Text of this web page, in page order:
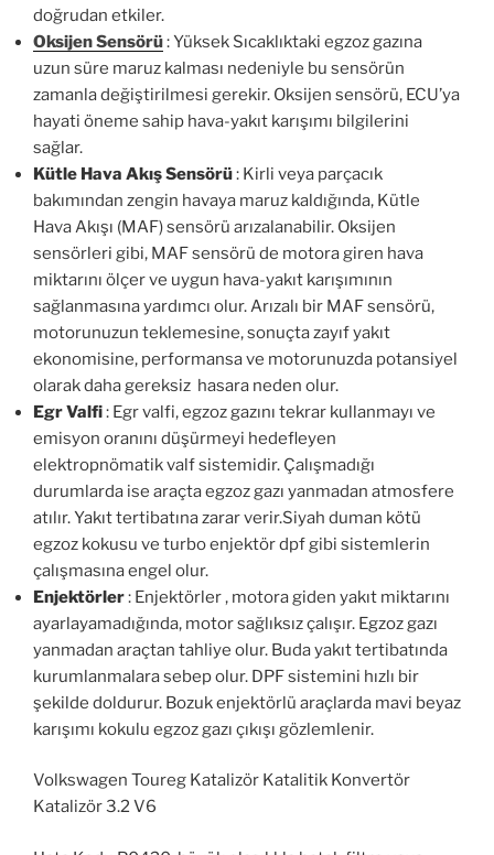
doğrudan etkiler.
Oksijen Sensörü: Yüksek Sıcaklıktaki egzoz gazına
uzun süre maruz kalması nedeniyle bu sensörün
zamanla değiştirilmesi gerekir. Oksijen sensörü, ECU’ya
hayati öneme sahip hava-yakıt karışımı bilgilerini
sağlar.
Kütle Hava Akış Sensörü: Kirli veya parçacık
bakımından zengin havaya maruz kaldığında, Kütle
Hava Akışı (MAF) sensörü arızalanabilir. Oksijen
sensörleri gibi, MAF sensörü de motora giren hava
miktarını ölçer ve uygun hava-yakıt karışımının
sağlanmasına yardımcı olur. Arızalı bir MAF sensörü,
motorunuzun teklemesine, sonuçta zayıf yakıt
ekonomisine, performansa ve motorunuzda potansiyel
olarak daha gereksiz hasara neden olur.
Egr Valfi: Egr valfi, egzoz gazını tekrar kullanmayı ve
emisyon oranını düşürmeyi hedefleyen
elektropnömatik valf sistemidir. Çalışmadığı
durumlarda ise araçta egzoz gazı yanmadan atmosfere
atılır. Yakıt tertibatına zarar verir.Siyah duman kötü
egzoz kokusu ve turbo enjektör dpf gibi sistemlerin
çalışmasına engel olur.
Enjektörler: Enjektörler , motora giden yakıt miktarını
ayarlayamadığında, motor sağlıksız çalışır. Egzoz gazı
yanmadan araçtan tahliye olur. Buda yakıt tertibatında
kurumlanmalara sebep olur. DPF sistemini hızlı bir
şekilde doldurur. Bozuk enjektörlü araçlarda mavi beyaz
karışımı kokulu egzoz gazı çıkışı gözlemlenir.
Volkswagen Toureg Katalizör Katalitik Konvertör
Katalizör 3.2 V6